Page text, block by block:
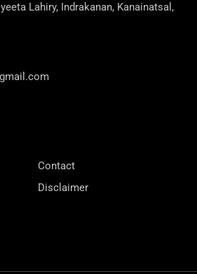
Lahiry, Indrakanan, Kanainatsal,
Contact
Disclaimer